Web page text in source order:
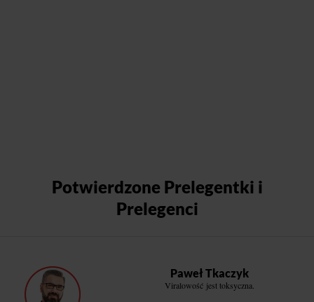
Potwierdzone Prelegentki i
Prelegenci
Paweł Tkaczyk
Viralowość jest toksyczna.